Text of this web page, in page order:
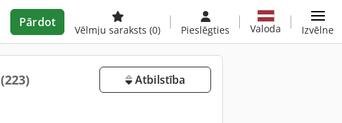
Pārdot
Vēlmju saraksts (0) Pieslēgties Valoda Izvēlne
(223) Atbilstība